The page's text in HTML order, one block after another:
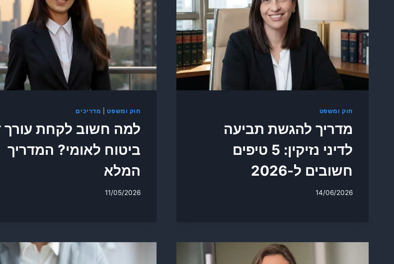
חוק ומשפט
מדריך להגשת תביעה
לדיני נזיקין: 5 טיפים
חשובים ל-2026
14/06/2026
חוק ומשפט מדריכים
למה חשוב לקחת עורך
ביטוח לאומי? המדריך
המלא
11/05/2026